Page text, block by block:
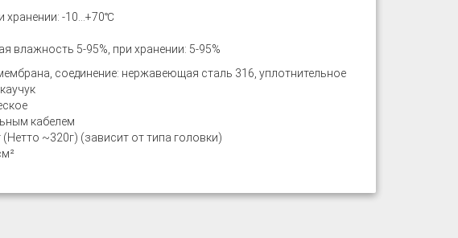
хранении: -10…+70℃
влажность 5-95%, при хранении: 5-95%
соединение: нержавеющая сталь 316, уплотнительное
кабелем
(Нетто ~320г) (зависит от типа головки)